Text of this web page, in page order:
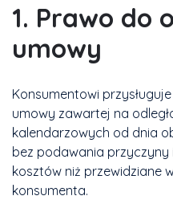
1. Prawo do
umowy
Konsumentowi
umowy zawartej na
kalendarzowych od dnia
bez podawania przyczyny
kosztów niż przewidziane
konsumenta.